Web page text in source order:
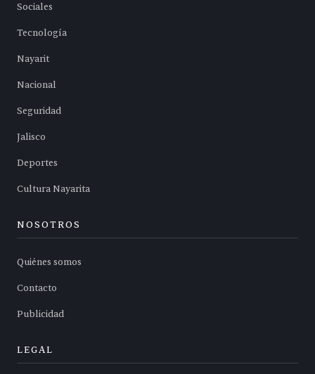
Sociales
Tecnología
Nayarit
Nacional
Seguridad
Jalisco
Deportes
Cultura Nayarita
NOSOTROS
Quiénes somos
Contacto
Publicidad
LEGAL